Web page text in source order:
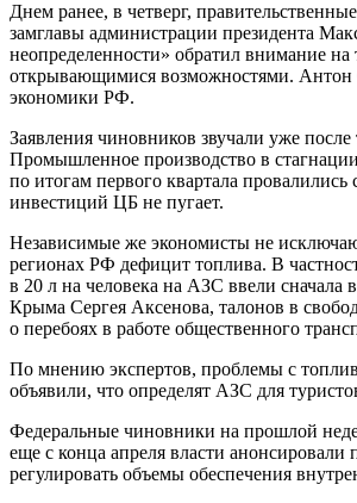
Днем ранее, в четверг,
замглавы администрации президента
неопределенности» обратил внимание
открывающимися возможностями. Антон
экономики РФ.
Заявления чиновников звучали уже
Промышленное производство в
по итогам первого квартала
инвестиций ЦБ не пугает.
Независимые же экономисты не
регионах РФ дефицит топлива. В
в 20 л на человека на АЗС ввели
Крыма Сергея Аксенова, талонов в
о перебоях в работе общественного
По мнению экспертов, проблемы с
объявили, что определят АЗС для
Федеральные чиновники на прошлой
еще с конца апреля власти
регулировать объемы обеспечения